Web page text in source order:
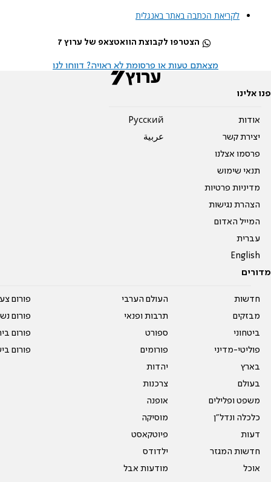
לקריאת הכתבה באתר באנגלית
הצטרפו לקבוצת הוואטצאפ של ערוץ 7
מצאתם טעות או פרסומת לא ראויה? דווחו לנו
פנו אלינו
אודות
יצירת קשר
פרסמו אצלנו
תנאי שימוש
מדיניות פרטיות
הצהרת נגישות
המייל האדום
עברית
English
Pусский
عربية
מדורים
חדשות
מבזקים
ביטחוני
פוליטי-מדיני
בארץ
בעולם
משפט ופלילים
כלכלה ונדל"ן
דעות
חדשות המגזר
אוכל
העולם הערבי
תרבות ופנאי
ספורט
פורומים
יהדות
צרכנות
אופנה
מוסיקה
פיוטקאסט
ילדודס
מודעות אבל
פורום
פורום
פורום
פורום